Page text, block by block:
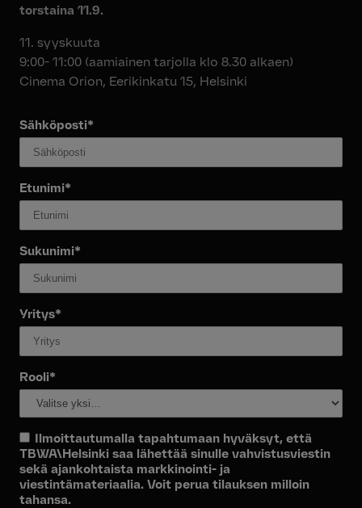
torstaina 11.9.
11. syyskuuta
9:00- 11:00 (aamiainen tarjolla klo 8.30 alkaen)
Cinema Orion, Eerikinkatu 15, Helsinki
Sähköposti*
Etunimi*
Sukunimi*
Yritys*
Rooli*
Ilmoittautumalla tapahtumaan hyväksyt, että
TBWA\Helsinki saa lähettää sinulle vahvistusviestin
sekä ajankohtaista markkinointi- ja
viestintämateriaalia. Voit perua tilauksen milloin
tahansa.